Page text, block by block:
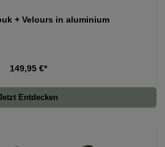
+ Velours in aluminium
149,95 €*
Entdecken